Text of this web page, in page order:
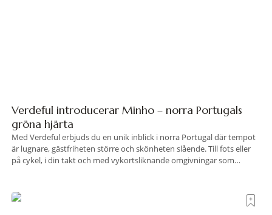
Verdeful introducerar Minho – norra Portugals
gröna hjärta
Med Verdeful erbjuds du en unik inblick i norra Portugal där tempot
är lugnare, gästfriheten större och skönheten slående. Till fots eller
på cykel, i din takt och med vykortsliknande omgivningar som
travel när det